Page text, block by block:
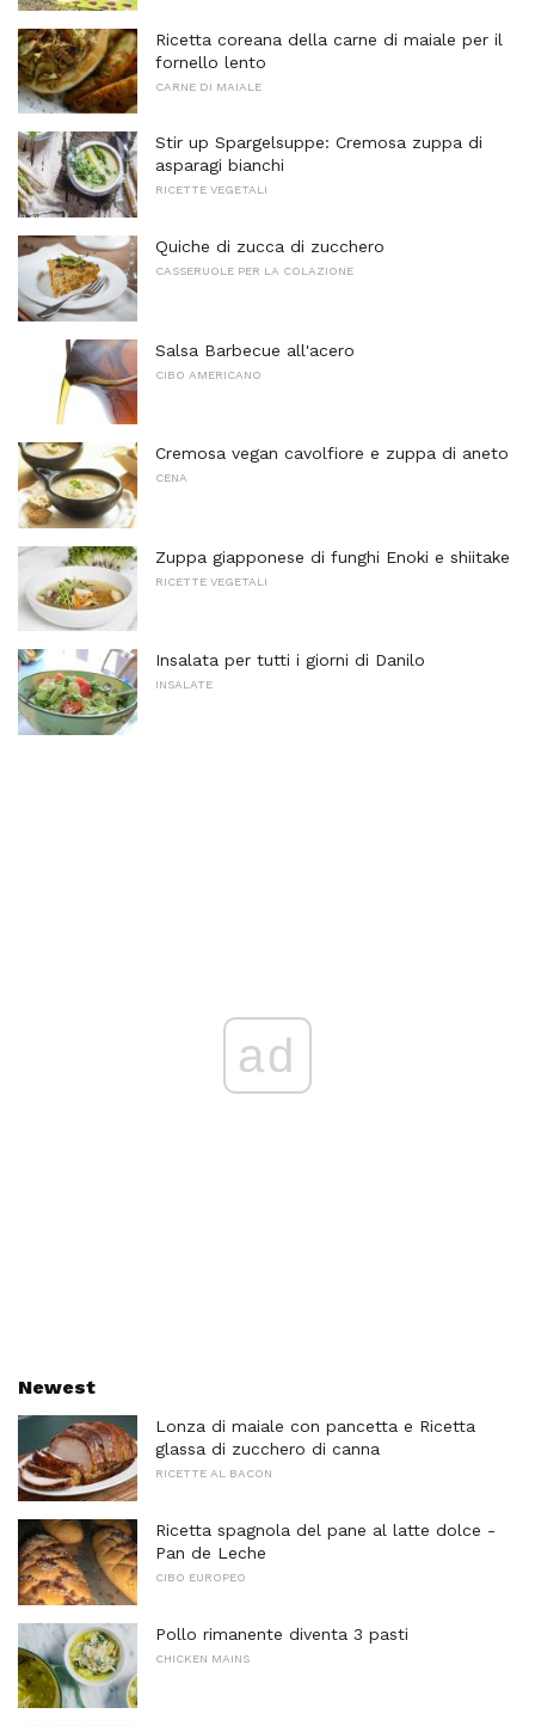
Ricetta coreana della carne di maiale per il
fornello lento
CARNE DI MAIALE
Stir up Spargelsuppe: Cremosa zuppa di
asparagi bianchi
RICETTE VEGETALI
Quiche di zucca di zucchero
CASSERUOLE PER LA COLAZIONE
Salsa Barbecue all'acero
CIBO AMERICANO
Cremosa vegan cavolfiore e zuppa di aneto
CENA
Zuppa giapponese di funghi Enoki e shiitake
RICETTE VEGETALI
Insalata per tutti i giorni di Danilo
INSALATE
ad
Newest
Lonza di maiale con pancetta e Ricetta
glassa di zucchero di canna
RICETTE AL BACON
Ricetta spagnola del pane al latte dolce -
Pan de Leche
CIBO EUROPEO
Pollo rimanente diventa 3 pasti
CHICKEN MAINS